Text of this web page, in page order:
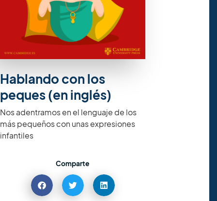
Hablando con los
peques (en inglés)
Nos adentramos en el lenguaje de los
más pequeños con unas expresiones
infantiles
Comparte